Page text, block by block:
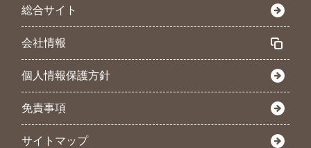
総合サイト
会社情報
個人情報保護方針
免責事項
サイトマップ